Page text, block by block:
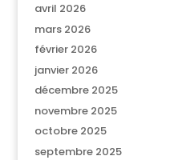
avril 2026
mars 2026
février 2026
janvier 2026
décembre 2025
novembre 2025
octobre 2025
septembre 2025